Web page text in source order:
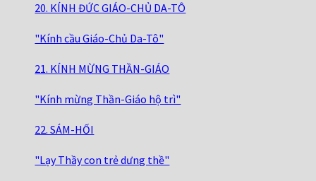
20. KÍNH ĐỨC GIÁO-CHỦ DA-TÔ
"Kính cầu Giáo-Chủ Da-Tô"
21. KÍNH MỪNG THẦN-GIÁO
"Kính mừng Thần-Giáo hộ trì"
22. SÁM-HỐI
"Lạy Thầy con trẻ dưng thề"